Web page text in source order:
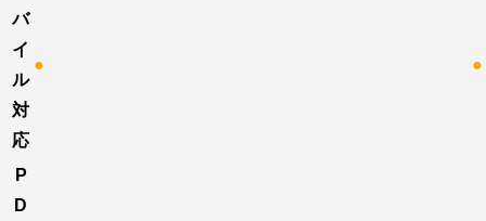
バ
イ
ル
対
応
● ●
P
D